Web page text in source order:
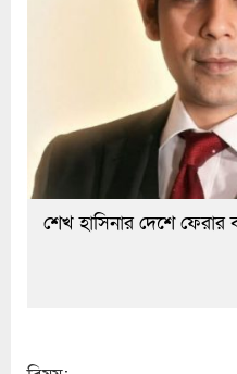
শেখ হাসিনার দেশে ফেরার